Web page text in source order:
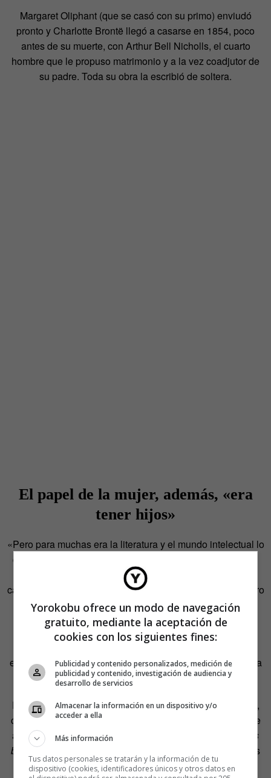
Margaret Oliphant (que se casó con su primo) enviudó
pronto y Charlotte Brontë llegó a casarse en 1854, poco
antes de su muerte, con Arthur Bell Nicholls, el cuarto
hombre que le propuso matrimonio y a la vez coadjutor de
su padre. Toda su obra la escribió de soltera.
El papel de la mujer, además, «era
tener hijos»
«Pero para muchas era la literatura y el mundo intelectual lo
que daba el sentido a sus vidas y no les preocupó, o bien
optaron por cargar con esa lacra antes de sacrificar su
carrera literaria», explica González-Rivas. Parece fácil, pero
en la época suponía todo un sacrificio y en ocasiones
derivaba en el aislamiento.
Algunas se arriesgaron y pagaron caro por ello. Sirva de
ejemplo la atípica biografía de Catherine Crowe, que figura
enDamas oscurascon su cuentoJunto al fuego
En 1838 consigue separarse de su esposo y es entonces,
con 35 años, cuando comienza a escribir. Roger Clarke se
acuerda de ella enLa historia de los fantasmas: 500 años
buscando pruebas
(Siruela, 2016) a la hora de repasar los
casos fantasmales y paranormales que experimentaron
Yorokobu ofrece un modo de navegación
gratuito, mediante la aceptación de
cookies con los siguientes fines:
Publicidad y contenido personalizados, medición de
publicidad y contenido, investigación de audiencia y
desarrollo de servicios
Almacenar la información en un dispositivo y/o
acceder a ella
Más información
Tus datos personales se tratarán y la información de tu
dispositivo (cookies, identificadores únicos y otros datos en